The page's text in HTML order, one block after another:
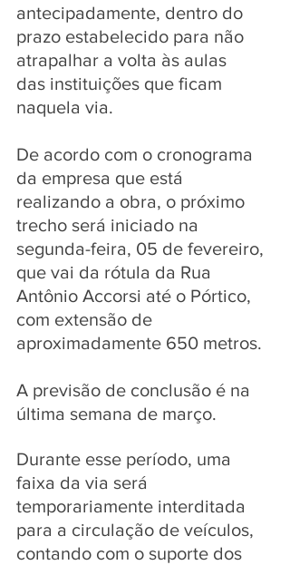
antecipadamente, dentro do
prazo estabelecido para não
atrapalhar a volta às aulas
das instituições que ficam
naquela via.
De acordo com o cronograma
da empresa que está
realizando a obra, o próximo
trecho será iniciado na
segunda-feira, 05 de fevereiro,
que vai da rótula da Rua
Antônio Accorsi até o Pórtico,
com extensão de
aproximadamente 650 metros.
A previsão de conclusão é na
última semana de março.
Durante esse período, uma
faixa da via será
temporariamente interditada
para a circulação de veículos,
contando com o suporte dos